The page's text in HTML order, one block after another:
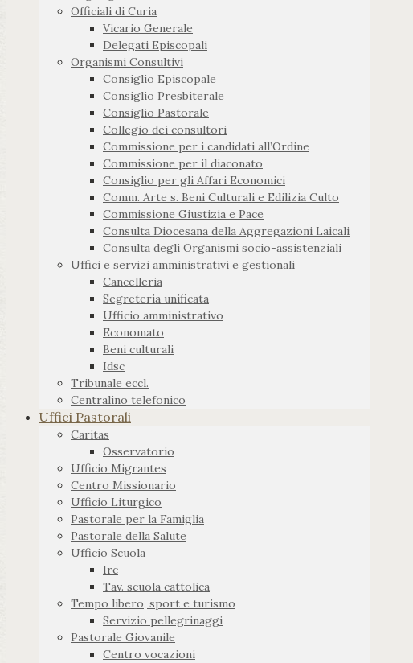
Officiali di Curia
Vicario Generale
Delegati Episcopali
Organismi Consultivi
Consiglio Episcopale
Consiglio Presbiterale
Consiglio Pastorale
Collegio dei consultori
Commissione per i candidati all’Ordine
Commissione per il diaconato
Consiglio per gli Affari Economici
Comm. Arte s. Beni Culturali e Edilizia Culto
Commissione Giustizia e Pace
Consulta Diocesana della Aggregazioni Laicali
Consulta degli Organismi socio-assistenziali
Uffici e servizi amministrativi e gestionali
Cancelleria
Segreteria unificata
Ufficio amministrativo
Economato
Beni culturali
Idsc
Tribunale eccl.
Centralino telefonico
Uffici Pastorali
Caritas
Osservatorio
Ufficio Migrantes
Centro Missionario
Ufficio Liturgico
Pastorale per la Famiglia
Pastorale della Salute
Ufficio Scuola
Irc
Tav. scuola cattolica
Tempo libero, sport e turismo
Servizio pellegrinaggi
Pastorale Giovanile
Centro vocazioni